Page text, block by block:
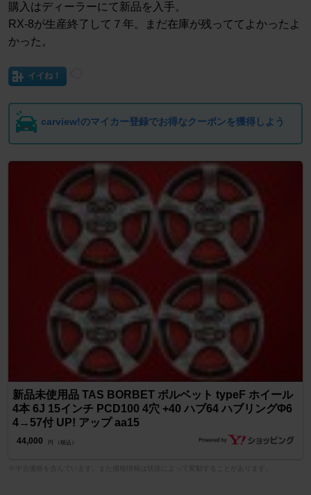
購入はディーラーにて新品を入手。
RX‐8が生産終了して７年。まだ在庫が残っててよかったよ
かった。
イイね！
carview!のマイカー登録でお得なクーポンを獲得しよう
新品未使用品 TAS BORBET ボルベット typeF ホイール
4本 6J 15インチ PCD100 4穴 +40 ハブ64 ハブリングΦ6
4→57付 UP! アップ aa15
44,000 円 （税込）